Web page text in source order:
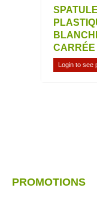
PROMOTIONS
SPATULE
CARRÉE
Login to see